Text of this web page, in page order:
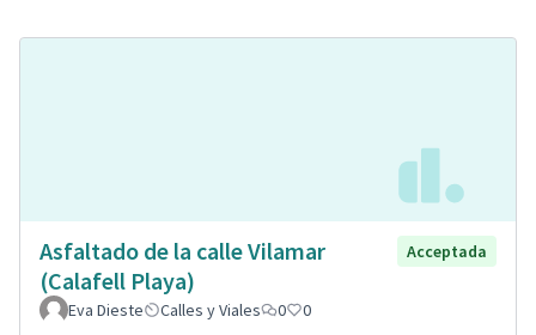
Asfaltado de la calle Vilamar
(Calafell Playa)
Acceptada
Eva Dieste Calles y Viales 0 0